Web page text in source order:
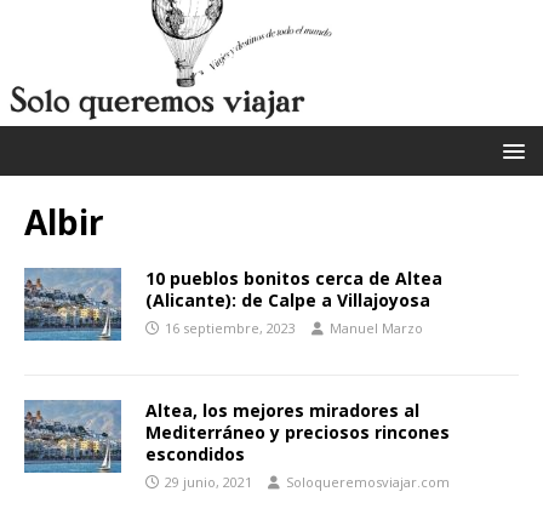
Albir
10 pueblos bonitos cerca de Altea
(Alicante): de Calpe a Villajoyosa
16 septiembre, 2023 Manuel Marzo
Altea, los mejores miradores al
Mediterráneo y preciosos rincones
escondidos
29 junio, 2021 Soloqueremosviajar.com